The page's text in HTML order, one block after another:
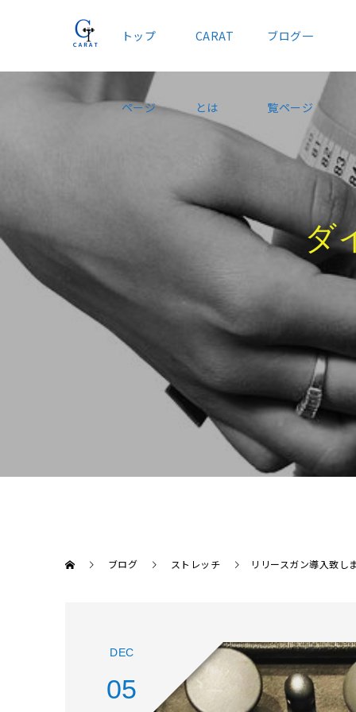
トップ
ページ
CARAT
とは
ブログ一
覧ページ
イエット
ブログ ストレッチ リリースガン導入致し
DEC
05